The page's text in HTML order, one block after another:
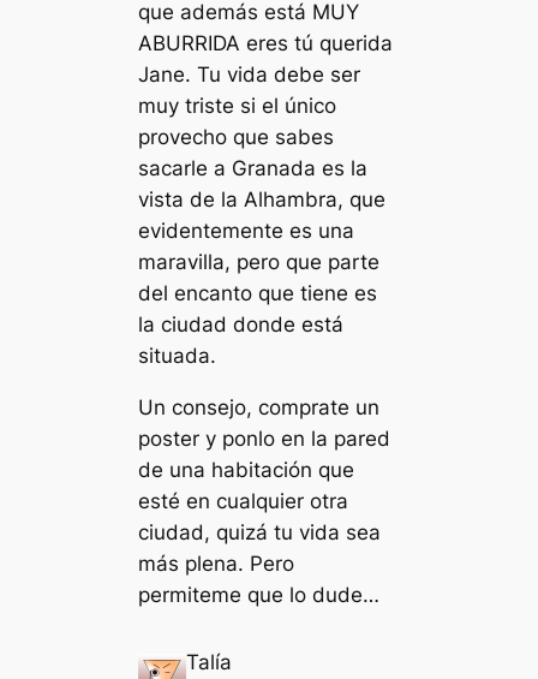
que además está MUY
ABURRIDA eres tú querida
Jane. Tu vida debe ser
muy triste si el único
provecho que sabes
sacarle a Granada es la
vista de la Alhambra, que
evidentemente es una
maravilla, pero que parte
del encanto que tiene es
la ciudad donde está
situada.
Un consejo, comprate un
poster y ponlo en la pared
de una habitación que
esté en cualquier otra
ciudad, quizá tu vida sea
más plena. Pero
permiteme que lo dude…
Talía